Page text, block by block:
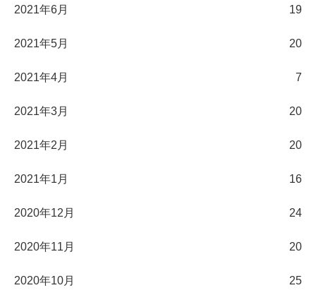
2021年6月 19
2021年5月 20
2021年4月 7
2021年3月 20
2021年2月 20
2021年1月 16
2020年12月 24
2020年11月 20
2020年10月 25